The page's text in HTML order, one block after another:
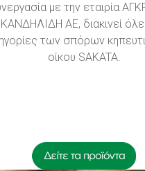
με την εταιρία
ΚΑΝΔΗΛΙΔΗ ΑΕ, διακινεί
των σπόρων
οίκου SAKATA.